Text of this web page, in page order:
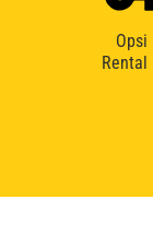
Opsi
Rental